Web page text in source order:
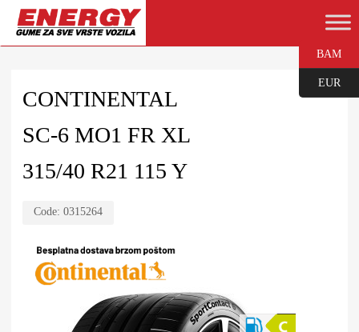
CONTINENTAL
SC-6 MO1 FR XL
315/40 R21 115 Y
Code: 0315264
BAM
EUR